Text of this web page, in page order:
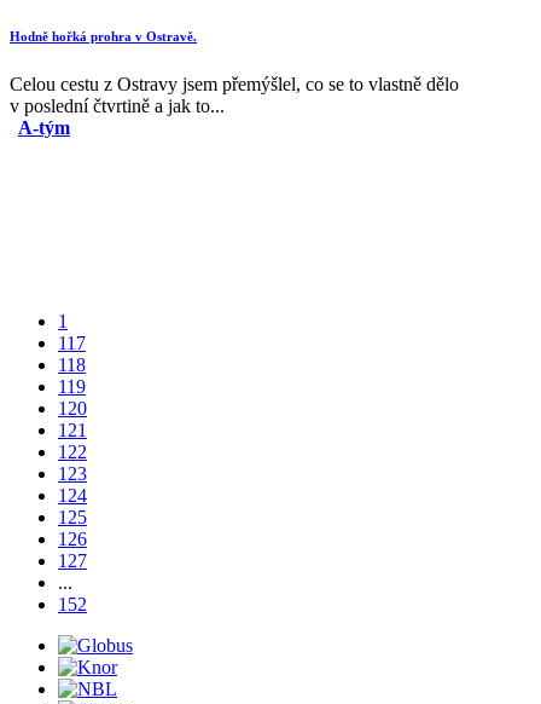
Hodně hořká prohra v Ostravě.
Celou cestu z Ostravy jsem přemýšlel, co se to vlastně dělo
v poslední čtvrtině a jak to...
A-tým
1
117
118
119
120
121
122
123
124
125
126
127
...
152